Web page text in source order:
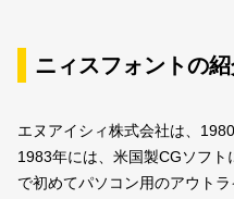
ニィスフォントの
エヌアイシィ株式会社は、
1983年には、米国製CGソフ
で初めてパソコン用のアウト